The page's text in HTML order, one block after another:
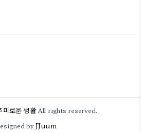
미로운 생활All rights reserved.
byJJuum